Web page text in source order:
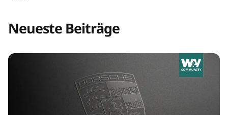
Neueste Beiträge